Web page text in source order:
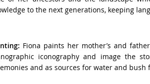
to the next generations, keeping
Fiona paints her mother’s and
iconography and image the
and as sources for water and bush